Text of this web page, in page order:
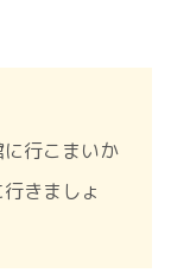
行こまいか
きましょ